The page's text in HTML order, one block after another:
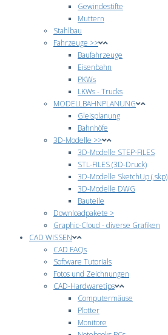
Gewindestifte
Muttern
Stahlbau
Fahrzeuge >>
Baufahrzeuge
Eisenbahn
PKWs
LKWs - Trucks
MODELLBAHNPLANUNG
Gleisplanung
Bahnhöfe
3D-Modelle >>
3D-Modelle STEP-FILES
STL-FILES (3D-Druck)
3D-Modelle SketchUp (.skp)
3D-Modelle DWG
Bauteile
Downloadpakete >
Graphic-Cloud - diverse Grafiken
CAD WISSEN
CAD FAQs
Software Tutorials
Fotos und Zeichnungen
CAD-Hardwaretips
Computermäuse
Plotter
Monitore